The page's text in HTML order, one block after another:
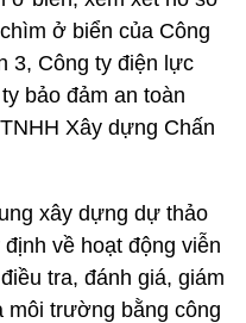
ở biển của Công
3, Công ty điện lực
bảo đảm an toàn
Xây dựng Chấn
xây dựng dự thảo
về hoạt động viễn
tra, đánh giá, giám
môi trường bằng công